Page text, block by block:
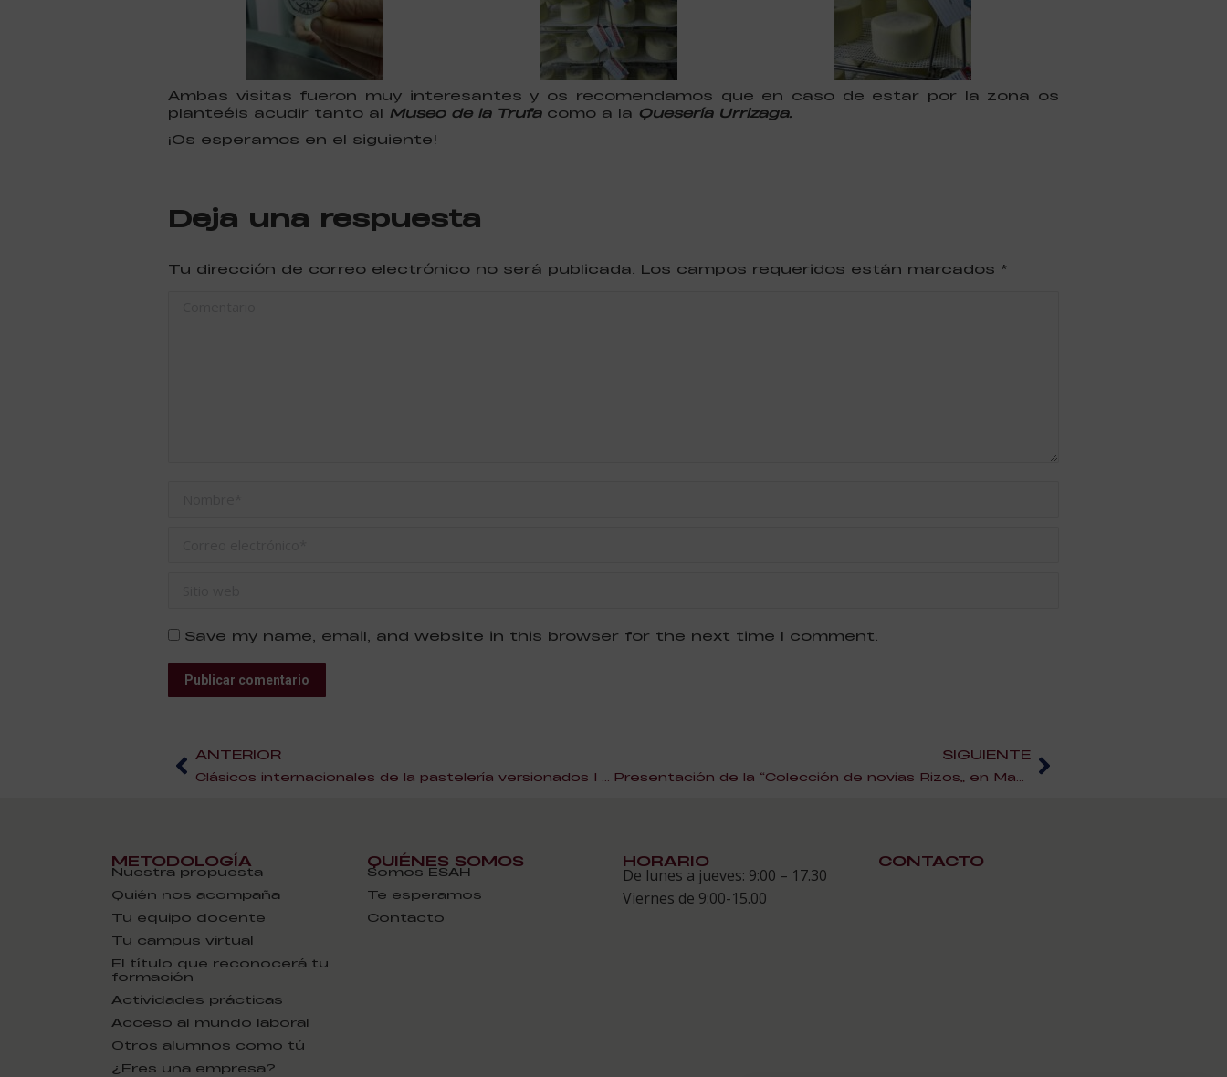
Ambas visitas fueron muy interesantes y os recomendamos que en caso de estar por la zona os
planteéis acudir tanto al Museo de la Trufacomo a la Quesería Urrizaga.
¡Os esperamos en el siguiente!
Deja una respuesta
Tu dirección de correo electrónico no será publicada. Los campos requeridos están marcados *
Save my name, email, and website in this browser for the next time I comment.
Publicar comentario
ANTERIOR
Clásicos internacionales de la pastelería versionados | Práctica ESAH
SIGUIENTE
Presentación de la “Colección de novias Rizos” en Madrid
METODOLOGÍA
Nuestra propuesta
Quién nos acompaña
Tu equipo docente
Tu campus virtual
El título que reconocerá tu
formación
Actividades prácticas
Acceso al mundo laboral
Otros alumnos como tú
¿Eres una empresa?
QUIÉNES SOMOS
Somos ESAH
Te esperamos
Contacto
HORARIO
De lunes a jueves: 9:00 – 17.30
Viernes de 9:00-15.00
CONTACTO